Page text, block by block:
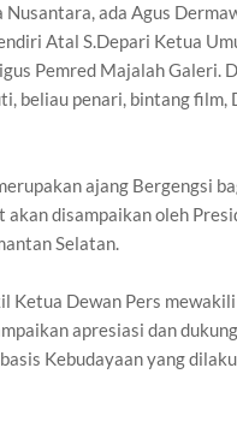
ada Agus
Atal S.Depari Ketua
Pemred Majalah Galeri.
beliau penari, bintang
ajang Bergengsi
disampaikan oleh
Selatan.
Ketua Dewan Pers
apresiasi dan
Kebudayaan yang